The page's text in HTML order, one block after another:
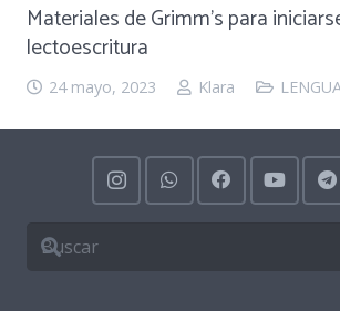
Materiales de Grimm’s para
lectoescritura
24 mayo, 2023 Klara